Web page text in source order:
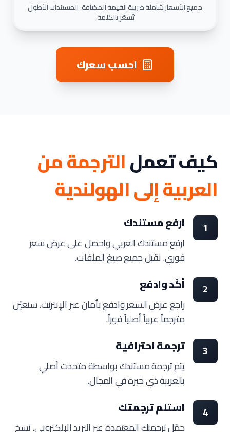
جميع الأسعار شاملة ضريبة القيمة المضافة. المستندات الأطول
تُسعّر بالكلمة.
احسب سعرك
كيف تعملالترجمة من
العربية إلى الهولندية
1 ارفع مستندك
ارفع مستندك العربي واحصل على عرض سعر
فوري. نقبل جميع صيغ الملفات.
2
أكّد وادفع
راجع عرض السعر وادفع بأمان عبر الإنترنت. سنعيّن
مترجماً عربياً أصلياً فوراً.
3
ترجمة احترافية
يتم ترجمة مستندك بواسطة متحدث أصلي
بالعربية ذي خبرة في المجال.
4
استلم ترجمتك
حمّل ترجمتك المعتمدة عبر البريد الإلكتروني. نسخ